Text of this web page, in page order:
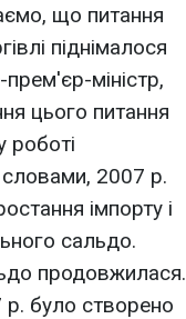
що питання
піднімалося
міністр,
цього питання
роботі
2007 р.
імпорту і
сальдо.
продовжилася.
було створено